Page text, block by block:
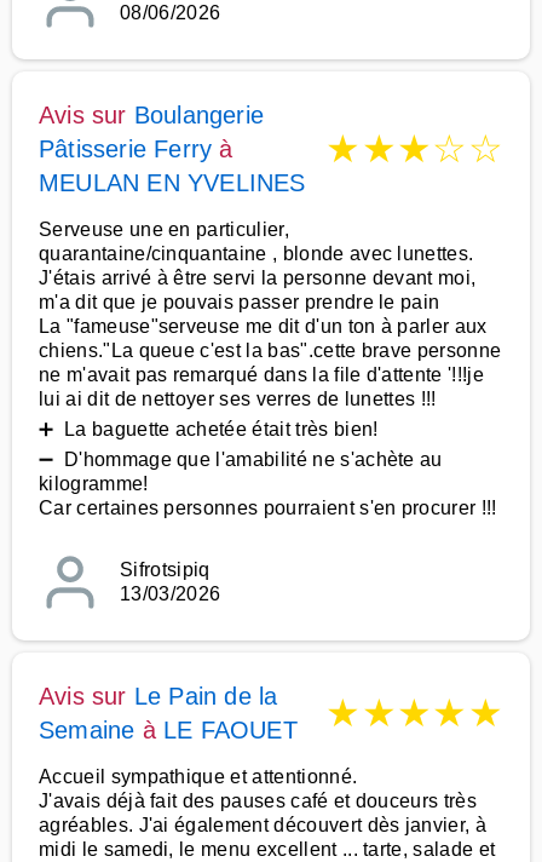
08/06/2026
Avis sur Boulangerie
Pâtisserie Ferry à
MEULAN EN YVELINES
★★★☆☆
Serveuse une en particulier,
quarantaine/cinquantaine , blonde avec lunettes.
J'étais arrivé à être servi la personne devant moi,
m'a dit que je pouvais passer prendre le pain
La "fameuse"serveuse me dit d'un ton à parler aux
chiens."La queue c'est la bas".cette brave personne
ne m'avait pas remarqué dans la file d'attente '!!!je
lui ai dit de nettoyer ses verres de lunettes !!!
➕ La baguette achetée était très bien!
➖ D'hommage que l'amabilité ne s'achète au
kilogramme!
Car certaines personnes pourraient s'en procurer !!!
Sifrotsipiq
13/03/2026
Avis sur Le Pain de la
Semaine à LE FAOUET ★★★★★
Accueil sympathique et attentionné.
J'avais déjà fait des pauses café et douceurs très
agréables. J'ai également découvert dès janvier, à
midi le samedi, le menu excellent ... tarte, salade et